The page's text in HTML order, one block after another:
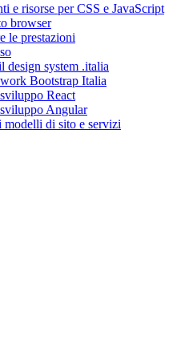
e risorse per CSS e JavaScript
browser
le prestazioni
design system .italia
Bootstrap Italia
React
Angular
di sito e servizi